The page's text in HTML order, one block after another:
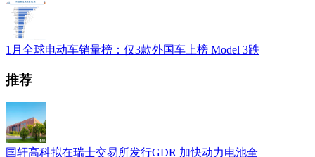
1月全球电动车销量榜：仅3款外国车上榜 Model 3跌
推荐
国轩高科拟在瑞士交易所发行GDR 加快动力电池全